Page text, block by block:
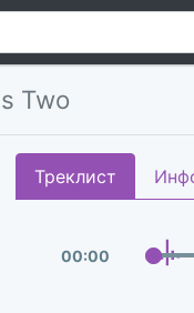
Two
Треклист
00:00